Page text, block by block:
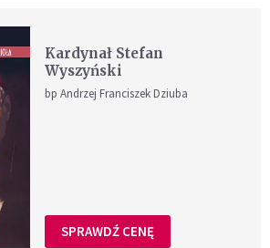
Kardynał Stefan
Wyszyński
bp Andrzej Franciszek Dziuba
SPRAWDŹ CENĘ